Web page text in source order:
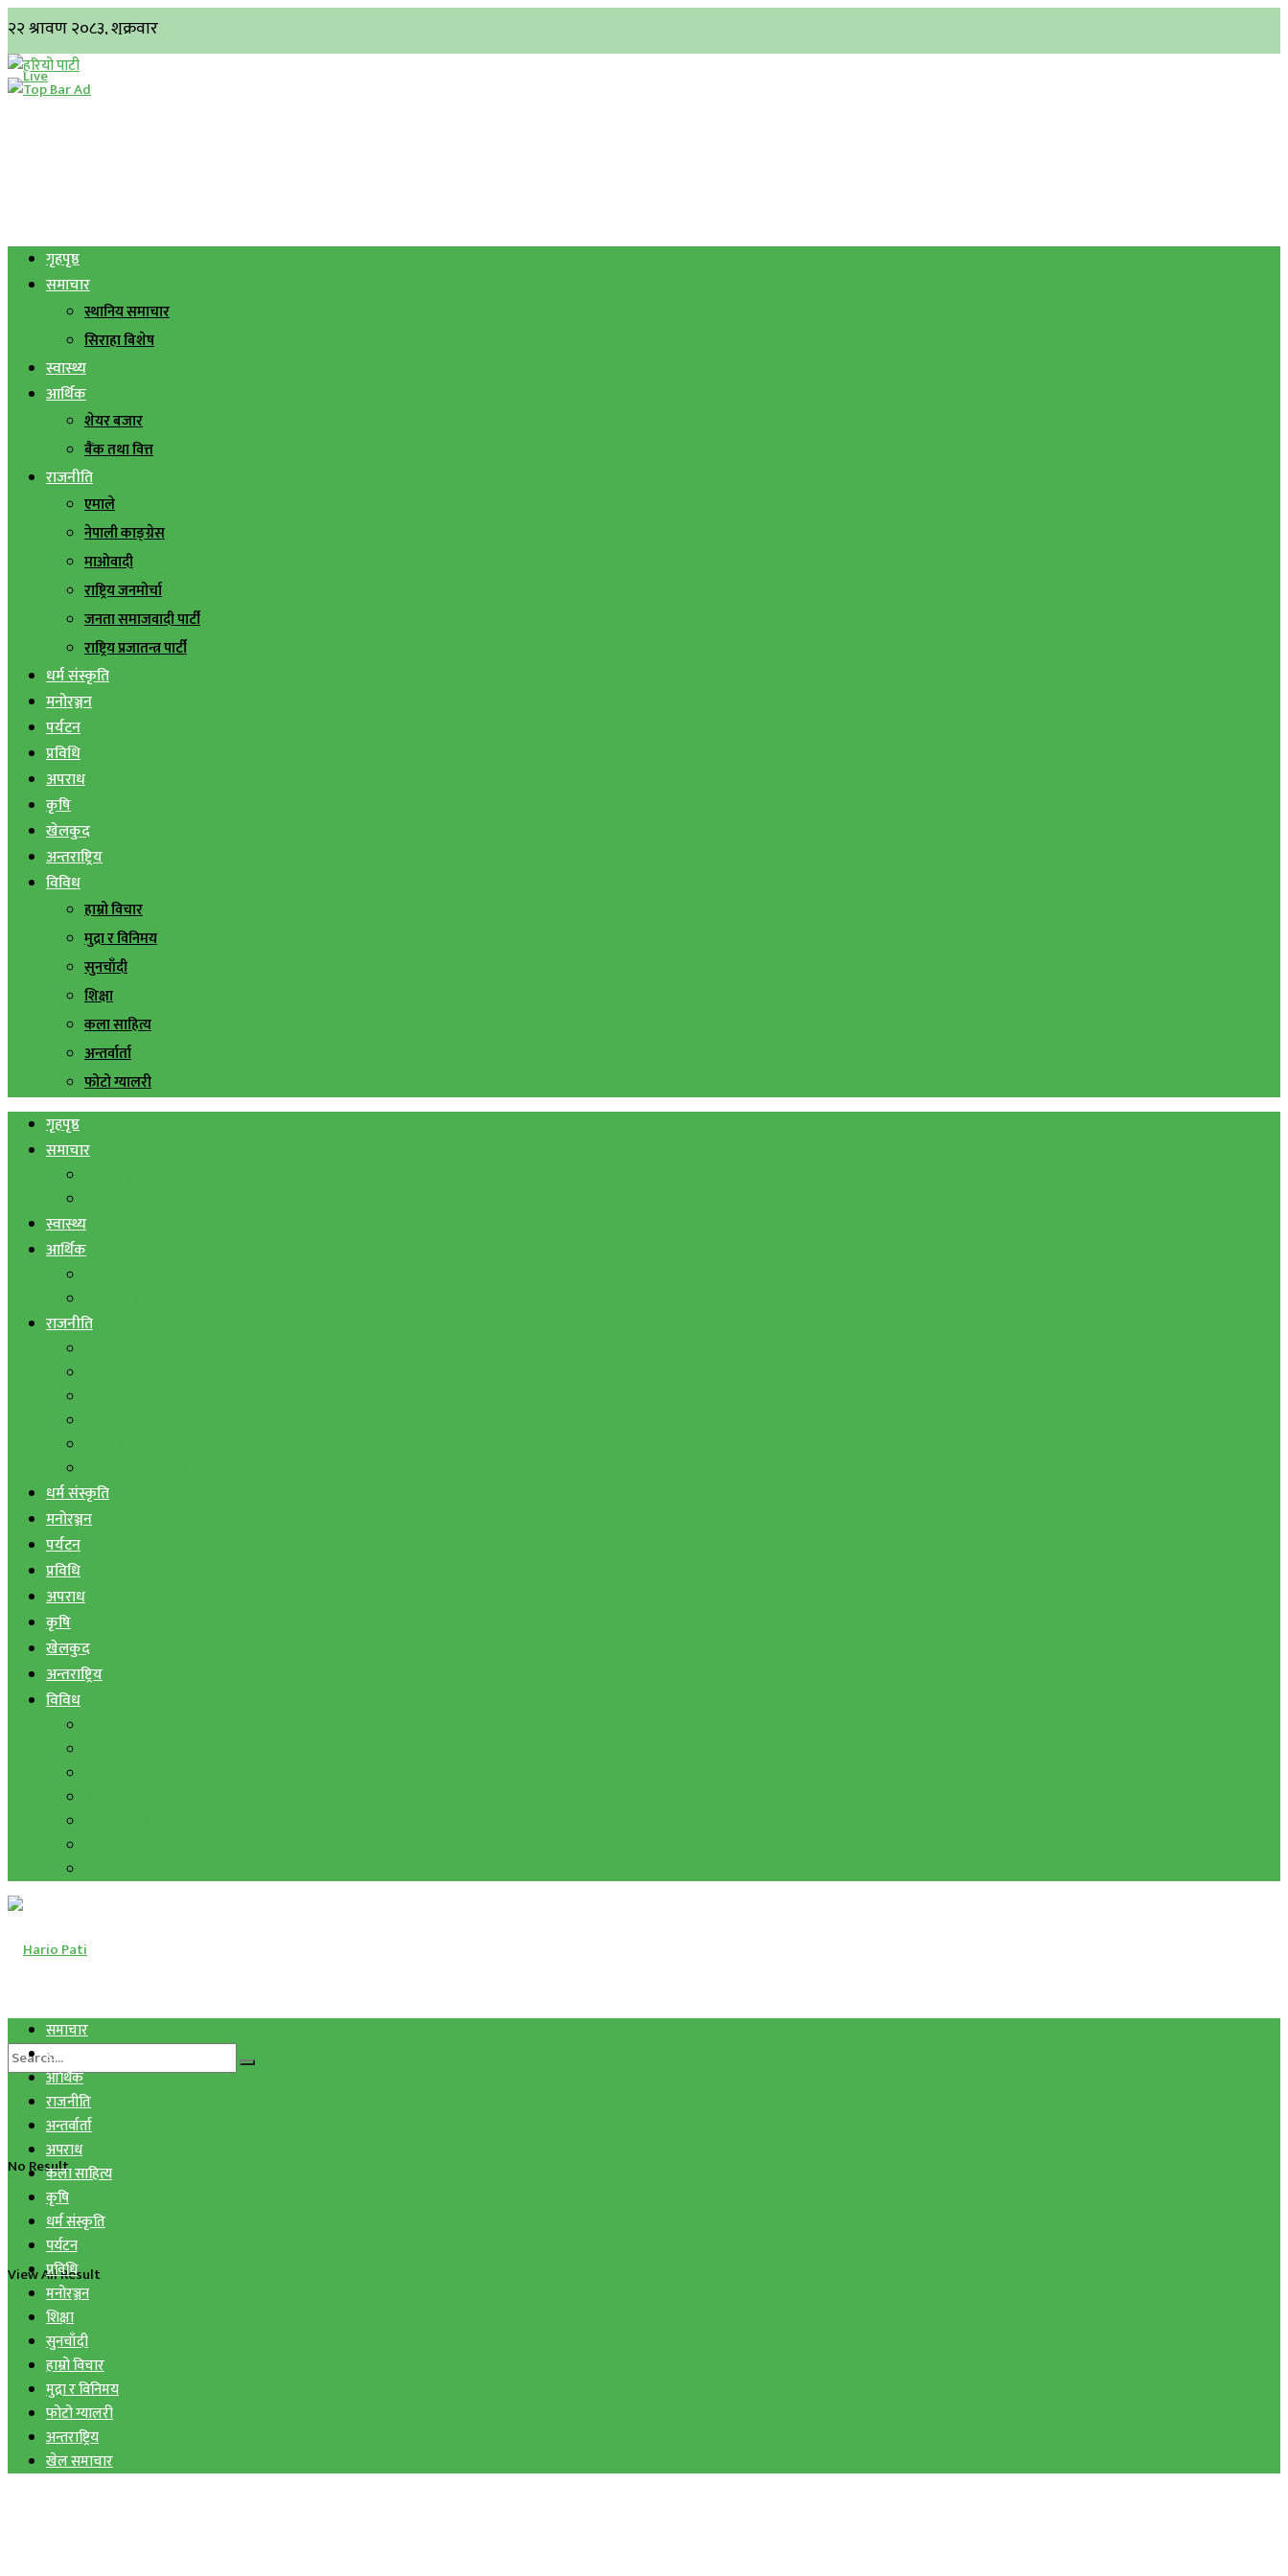
गृहपृष्ठ
समाचार
स्थानिय समाचार
सिराहा बिशेष
स्वास्थ्य
आर्थिक
शेयर बजार
बैंक तथा वित्त
राजनीति
एमाले
नेपाली काङ्ग्रेस
माओवादी
राष्ट्रिय जनमोर्चा
जनता समाजवादी पार्टी
राष्ट्रिय प्रजातन्त्र पार्टी
धर्म संस्कृति
मनोरञ्जन
पर्यटन
प्रविधि
अपराध
कृषि
खेलकुद
अन्तराष्ट्रिय
विविध
हाम्रो विचार
मुद्रा र विनिमय
सुनचाँदी
शिक्षा
कला साहित्य
अन्तर्वार्ता
फोटो ग्यालरी
गृहपृष्ठ
समाचार
स्वास्थ्य
आर्थिक
राजनीति
धर्म संस्कृति
मनोरञ्जन
पर्यटन
प्रविधि
अपराध
कृषि
खेलकुद
अन्तराष्ट्रिय
विविध
No Result
View All Result
समाचार
स्वास्थ्य
आर्थिक
राजनीति
अन्तर्वार्ता
अपराध
कला साहित्य
कृषि
धर्म संस्कृति
पर्यटन
प्रविधि
मनोरञ्जन
शिक्षा
सुनचाँदी
हाम्रो विचार
मुद्रा र विनिमय
फोटो ग्यालरी
अन्तराष्ट्रिय
खेल समाचार